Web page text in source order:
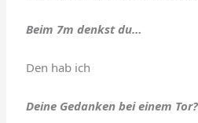
Beim 7m denkst du…
Den hab ich
Deine Gedanken bei einem Tor?